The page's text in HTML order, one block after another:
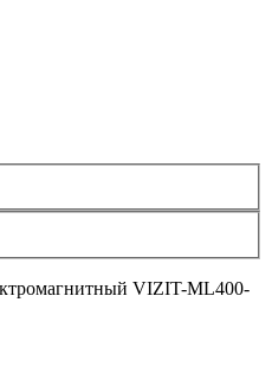
VIZIT-ML400-